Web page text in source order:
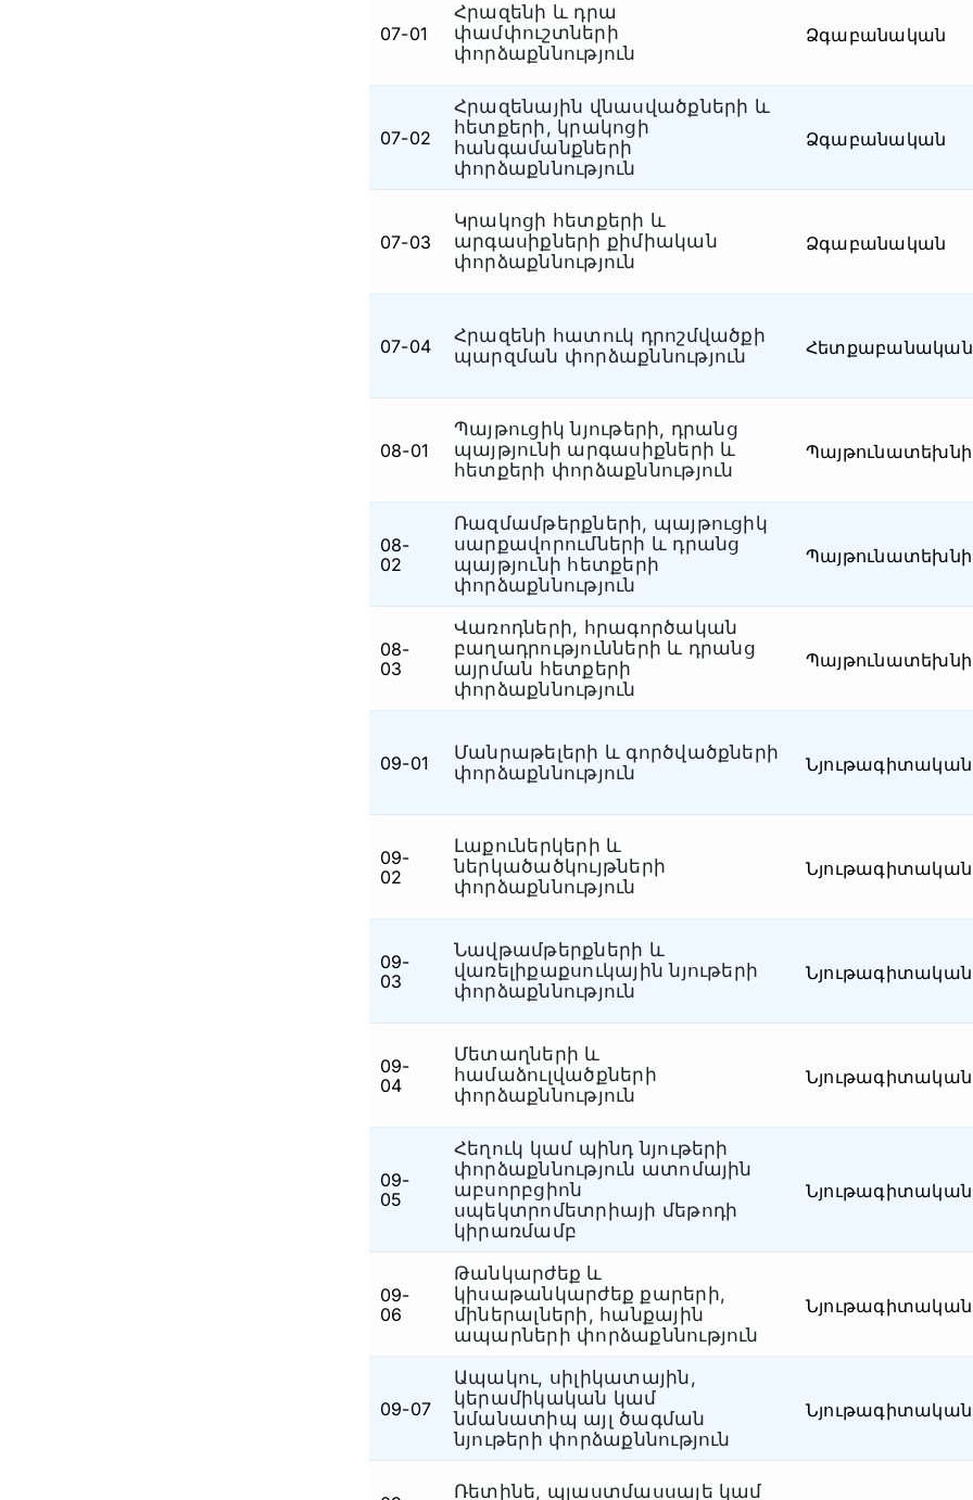
07-01
Հրազենի և դրա
փամփուշտների
փորձաքննություն
Ձգաբանական
07-02
Հրազենային վնասվածքների և
հետքերի, կրակոցի
հանգամանքների
փորձաքննություն
Ձգաբանական
07-03
Կրակոցի հետքերի և
արգասիքների քիմիական
փորձաքննություն
Ձգաբանական
07-04
Հրազենի հատուկ դրոշմվածքի
պարզման փորձաքննություն
Հետքաբանական
08-01
Պայթուցիկ նյութերի, դրանց
պայթյունի արգասիքների և
հետքերի փորձաքննություն
08-
02
Ռազմամթերքների, պայթուցիկ
սարքավորումների և դրանց
պայթյունի հետքերի
փորձաքննություն
08-
03
Վառոդների, հրագործական
բաղադրությունների և դրանց
այրման հետքերի
փորձաքննություն
09-01
Մանրաթելերի և գործվածքների
փորձաքննություն
Նյութագիտական
09-
02
Լաքուներկերի և
ներկածածկույթների
փորձաքննություն
Նյութագիտական
09-
03
Նավթամթերքների և
վառելիքաքսուկային նյութերի
փորձաքննություն
Նյութագիտական
09-
04
Մետաղների և
համաձուլվածքների
փորձաքննություն
Նյութագիտական
09-
05
Հեղուկ կամ պինդ նյութերի
փորձաքննություն ատոմային
աբսորբցիոն
սպեկտրոմետրիայի մեթոդի
կիրառմամբ
Նյութագիտական
09-
06
Թանկարժեք և
կիսաթանկարժեք քարերի,
միներալների, հանքային
ապարների փորձաքննություն
Նյութագիտական
09-07
Ապակու, սիլիկատային,
կերամիկական կամ
նմանատիպ այլ ծագման
նյութերի փորձաքննություն
Նյութագիտական
Ռետինե, պլաստմասսայե կամ